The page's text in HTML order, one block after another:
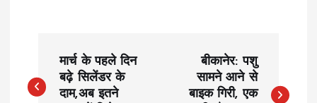
o
मार्च के पहले दिन
बढ़े सिलेंडर के
दाम,अब इतने
बीकानेर: पशु
सामने आने से
बाइक गिरी, एक